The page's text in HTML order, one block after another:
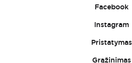
Facebook
Instagram
Pristatymas
Grąžinimas